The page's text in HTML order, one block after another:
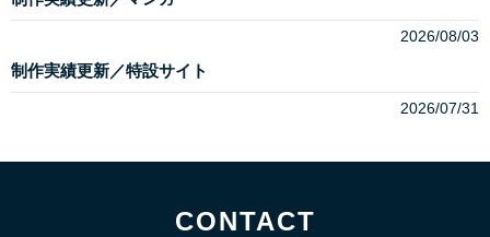
2026/08/03
制作実績更新／特設サイト
2026/07/31
CONTACT